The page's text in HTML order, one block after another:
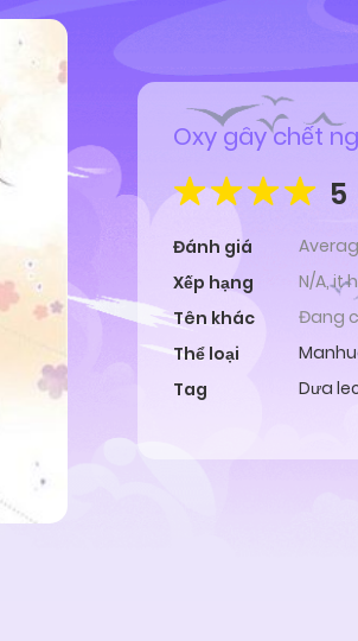
Oxy gây chết
5
Đánh giá
Xếp hạng
N/A, it
Tên khác
Đang
Thể loại
Tag
Dưa